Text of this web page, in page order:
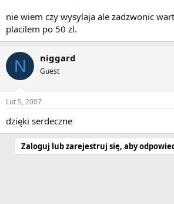
nie wiem czy wysylaja ale zadzwonic
placilem po 50 zl.
N niggard
Guest
Lut 5, 2007
dzięki serdeczne
Zaloguj lub zarejestruj się, aby